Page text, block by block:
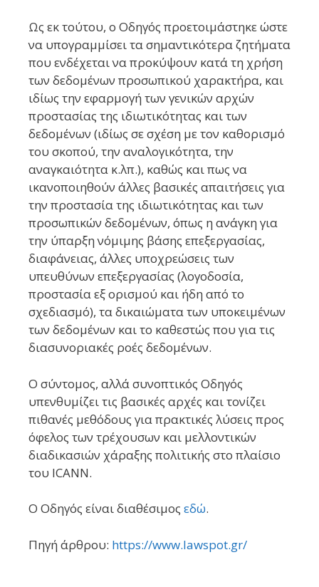
Ως εκ τούτου, ο Οδηγός προετοιμάστηκε ώστε
να υπογραμμίσει τα σημαντικότερα ζητήματα
που ενδέχεται να προκύψουν κατά τη χρήση
των δεδομένων προσωπικού χαρακτήρα, και
ιδίως την εφαρμογή των γενικών αρχών
προστασίας της ιδιωτικότητας και των
δεδομένων (ιδίως σε σχέση με τον καθορισμό
του σκοπού, την αναλογικότητα, την
αναγκαιότητα κ.λπ.), καθώς και πως να
ικανοποιηθούν άλλες βασικές απαιτήσεις για
την προστασία της ιδιωτικότητας και των
προσωπικών δεδομένων, όπως η ανάγκη για
την ύπαρξη νόμιμης βάσης επεξεργασίας,
διαφάνειας, άλλες υποχρεώσεις των
υπευθύνων επεξεργασίας (λογοδοσία,
προστασία εξ ορισμού και ήδη από το
σχεδιασμό), τα δικαιώματα των υποκειμένων
των δεδομένων και το καθεστώς που για τις
διασυνοριακές ροές δεδομένων.
Ο σύντομος, αλλά συνοπτικός Οδηγός
υπενθυμίζει τις βασικές αρχές και τονίζει
πιθανές μεθόδους για πρακτικές λύσεις προς
όφελος των τρέχουσων και μελλοντικών
διαδικασιών χάραξης πολιτικής στο πλαίσιο
του ICANN.
Ο Οδηγός είναι διαθέσιμος εδώ.
Πηγή άρθρου: https://www.lawspot.gr/